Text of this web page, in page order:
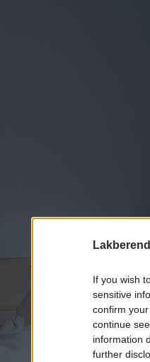
If you wish
sensitive
confirm
continue
information
further